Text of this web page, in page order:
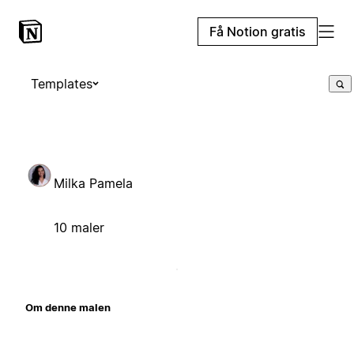
Få Notion gratis
Templates
Milka Pamela
10 maler
Om denne malen